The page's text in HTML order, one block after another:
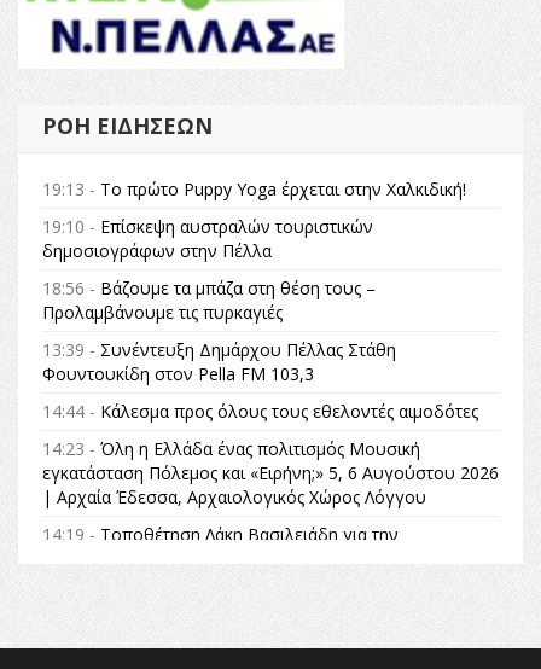
ΡΟΉ ΕΙΔΉΣΕΩΝ
19:13 - Το πρώτο Puppy Yoga έρχεται στην Χαλκιδική!
19:10 - Επίσκεψη αυστραλών τουριστικών
δημοσιογράφων στην Πέλλα
18:56 - Βάζουμε τα μπάζα στη θέση τους –
Προλαμβάνουμε τις πυρκαγιές
13:39 - Συνέντευξη Δημάρχου Πέλλας Στάθη
Φουντουκίδη στον Pella FM 103,3
14:44 - Κάλεσμα προς όλους τους εθελοντές αιμοδότες
14:23 - Όλη η Ελλάδα ένας πολιτισμός Μουσική
εγκατάσταση Πόλεμος και «Ειρήνη;» 5, 6 Αυγούστου 2026
| Αρχαία Έδεσσα, Αρχαιολογικός Χώρος Λόγγου
14:19 - Τοποθέτηση Λάκη Βασιλειάδη για την
θεσμικές διαδικασίες υπάρχει μόνο η ευθύνη απέναντι
στις επόμενες γενιές»
16:35 -Το πρόγραμμα του ΠΑΟΚ στον δεύτερο γύρο του